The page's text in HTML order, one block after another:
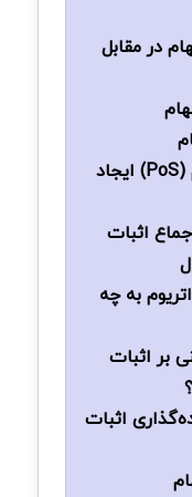
در مقابل
چرا الگوریتم اثبات سهام (PoS) ایجاد
اثبات
به چه
بر اثبات
اثبات